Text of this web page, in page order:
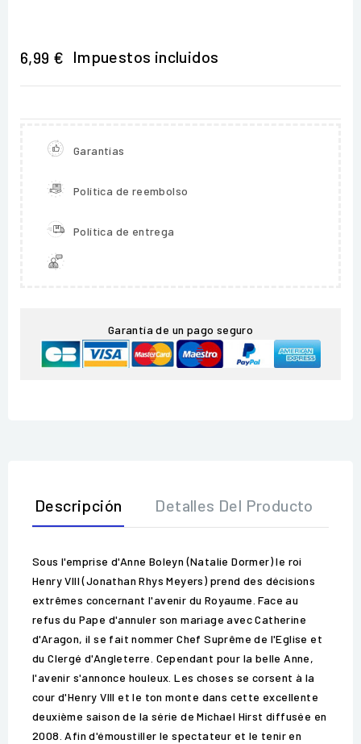
6,99 € Impuestos incluidos
Garantías
Política de reembolso
Política de entrega
Garantía de un pago seguro
Descripción Detalles Del Producto
Sous l'emprise d'Anne Boleyn (Natalie Dormer) le roi
Henry VIII (Jonathan Rhys Meyers) prend des décisions
extrêmes concernant l'avenir du Royaume. Face au
refus du Pape d'annuler son mariage avec Catherine
d'Aragon, il se fait nommer Chef Suprême de l'Eglise et
du Clergé d'Angleterre. Cependant pour la belle Anne,
l'avenir s'annonce houleux. Les choses se corsent à la
cour d'Henry VIII et le ton monte dans cette excellente
deuxième saison de la série de Michael Hirst diffusée en
2008. Afin d'émoustiller le spectateur et le tenir en